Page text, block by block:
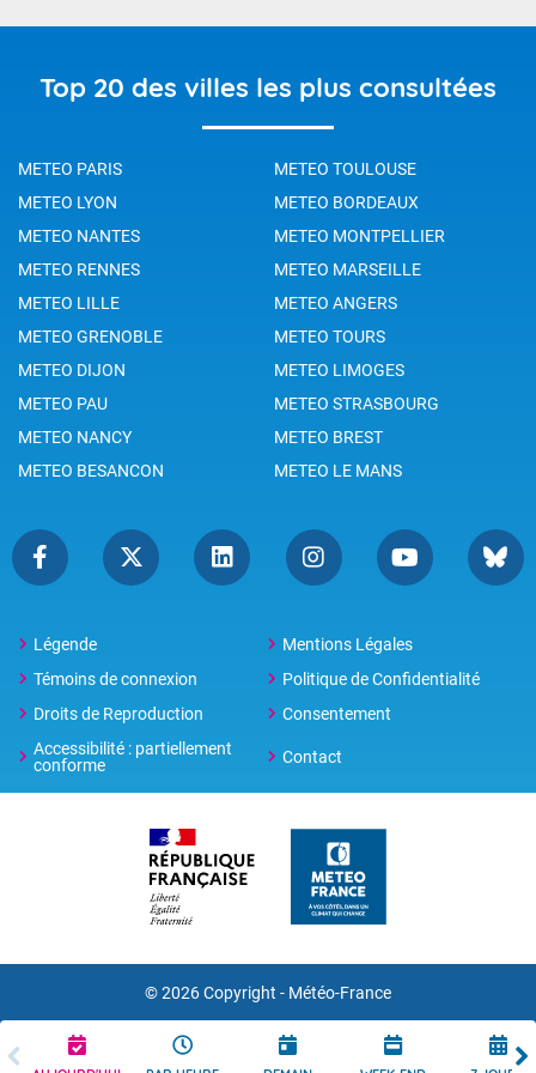
Top 20 des villes les plus consultées
METEO PARIS
METEO TOULOUSE
METEO LYON
METEO BORDEAUX
METEO NANTES
METEO MONTPELLIER
METEO RENNES
METEO MARSEILLE
METEO LILLE
METEO ANGERS
METEO GRENOBLE
METEO TOURS
METEO DIJON
METEO LIMOGES
METEO PAU
METEO STRASBOURG
METEO NANCY
METEO BREST
METEO BESANCON
METEO LE MANS
Légende
Mentions Légales
Témoins de connexion
Politique de Confidentialité
Droits de Reproduction
Consentement
Accessibilité : partiellement
conforme
Contact
© 2026 Copyright - Météo-France